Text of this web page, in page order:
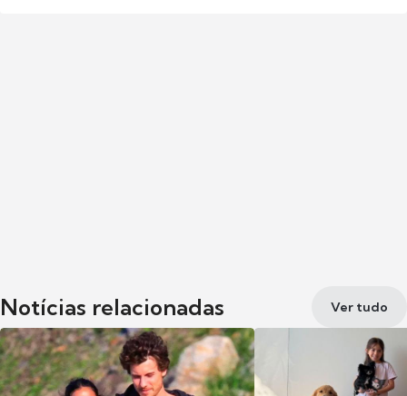
Notícias relacionadas Ver tudo